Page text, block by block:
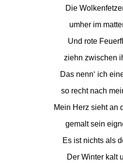
Die
umher im
Und rote
ziehn zwischen
Das nenn‘ ich
so recht nach
Mein Herz sieht an
gemalt sein
Es ist nichts als
Der Winter kalt